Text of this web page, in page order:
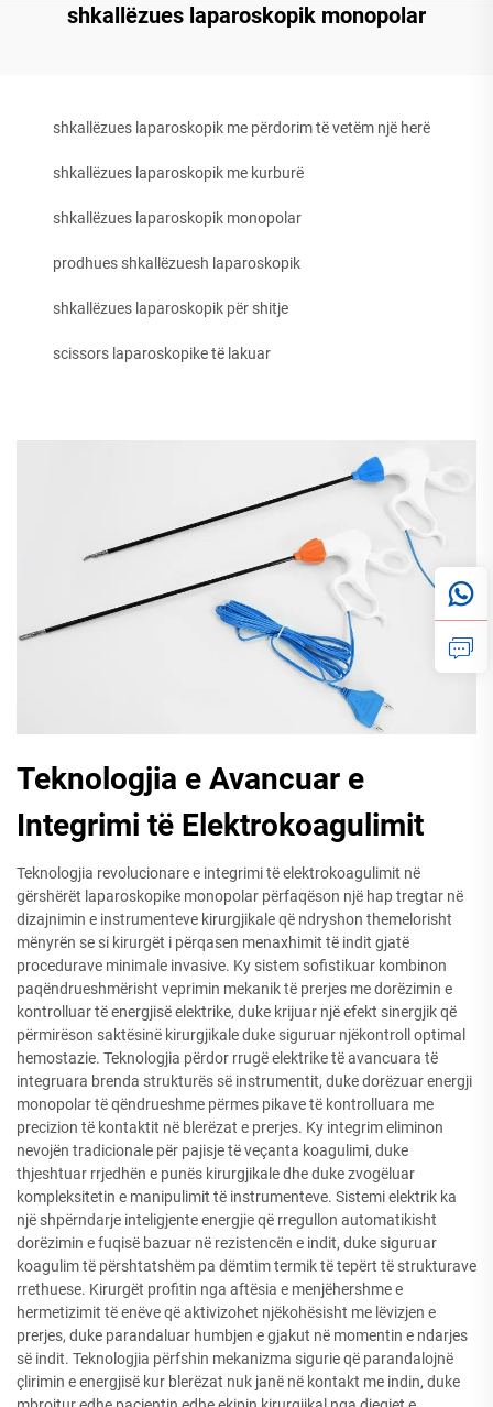
shkallëzues laparoskopik monopolar
shkallëzues laparoskopik me përdorim të vetëm një herë
shkallëzues laparoskopik me kurburë
shkallëzues laparoskopik monopolar
prodhues shkallëzuesh laparoskopik
shkallëzues laparoskopik për shitje
scissors laparoskopike të lakuar
Teknologjia e Avancuar e
Integrimi të Elektrokoagulimit
Teknologjia revolucionare e integrimi të elektrokoagulimit në
gërshërët laparoskopike monopolar përfaqëson një hap tregtar në
dizajnimin e instrumenteve kirurgjikale që ndryshon themelorisht
mënyrën se si kirurgët i përqasen menaxhimit të indit gjatë
procedurave minimale invasive. Ky sistem sofistikuar kombinon
paqëndrueshmërisht veprimin mekanik të prerjes me dorëzimin e
kontrolluar të energjisë elektrike, duke krijuar një efekt sinergjik që
përmirëson saktësinë kirurgjikale duke siguruar njëkontroll optimal
hemostazie. Teknologjia përdor rrugë elektrike të avancuara të
integruara brenda strukturës së instrumentit, duke dorëzuar energji
monopolar të qëndrueshme përmes pikave të kontrolluara me
precizion të kontaktit në blerëzat e prerjes. Ky integrim eliminon
nevojën tradicionale për pajisje të veçanta koagulimi, duke
thjeshtuar rrjedhën e punës kirurgjikale dhe duke zvogëluar
kompleksitetin e manipulimit të instrumenteve. Sistemi elektrik ka
një shpërndarje inteligjente energjie që rregullon automatikisht
dorëzimin e fuqisë bazuar në rezistencën e indit, duke siguruar
koagulim të përshtatshëm pa dëmtim termik të tepërt të strukturave
rrethuese. Kirurgët profitin nga aftësia e menjëhershme e
hermetizimit të enëve që aktivizohet njëkohësisht me lëvizjen e
prerjes, duke parandaluar humbjen e gjakut në momentin e ndarjes
së indit. Teknologjia përfshin mekanizma sigurie që parandalojnë
çlirimin e energjisë kur blerëzat nuk janë në kontakt me indin, duke